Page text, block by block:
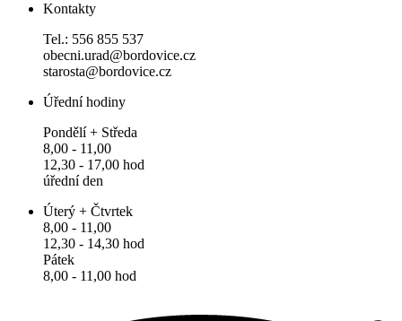
Kontakty
Tel.: 556 855 537
obecni.urad@bordovice.cz
starosta@bordovice.cz
Úřední hodiny
Pondělí + Středa
8,00 - 11,00
12,30 - 17,00 hod
úřední den
Úterý + Čtvrtek
8,00 - 11,00
12,30 - 14,30 hod
Pátek
8,00 - 11,00 hod